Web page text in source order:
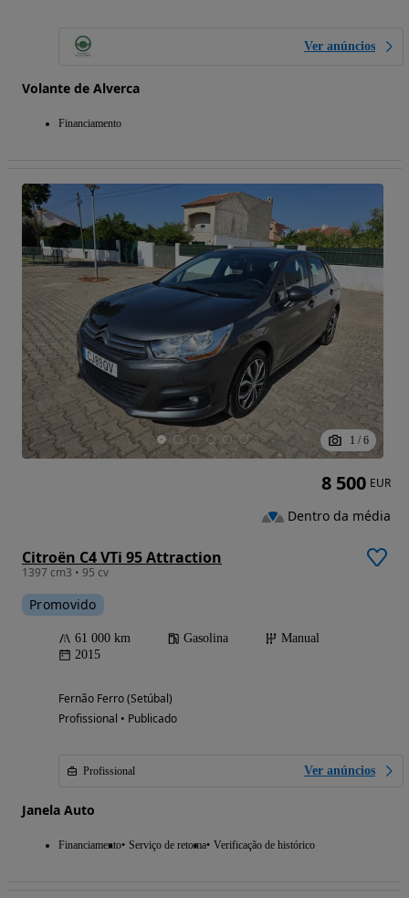
Ver anúncios
Volante de Alverca
Financiamento
1 / 6
Citroën C4 VTi 95 Attraction
1397 cm3 • 95 cv
Promovido
61 000 km Gasolina
Manual
2015
Fernão Ferro (Setúbal)
Profissional • Publicado
Profissional Ver anúncios
Janela Auto
Financiamento Serviço de retoma Verificação de histórico
8 500 EUR
Dentro da média